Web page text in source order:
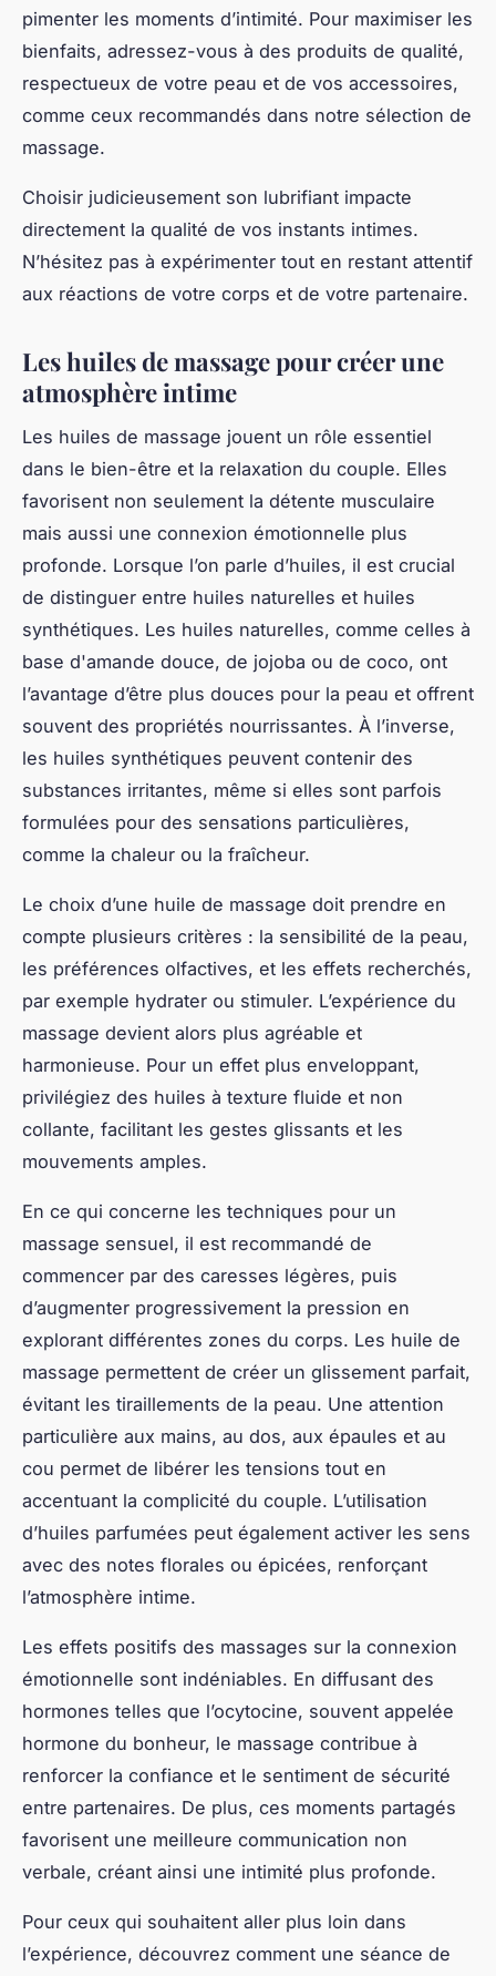
pimenter les moments d’intimité. Pour maximiser les
bienfaits, adressez-vous à des produits de qualité,
respectueux de votre peau et de vos accessoires,
comme ceux recommandés dans notre sélection de
massage.
Choisir judicieusement son lubrifiant impacte
directement la qualité de vos instants intimes.
N’hésitez pas à expérimenter tout en restant attentif
aux réactions de votre corps et de votre partenaire.
Les huiles de massage pour créer une
atmosphère intime
Les huiles de massage jouent un rôle essentiel
dans le bien-être et la relaxation du couple. Elles
favorisent non seulement la détente musculaire
mais aussi une connexion émotionnelle plus
profonde. Lorsque l’on parle d’huiles, il est crucial
de distinguer entre huiles naturelles et huiles
synthétiques. Les huiles naturelles, comme celles à
base d'amande douce, de jojoba ou de coco, ont
l’avantage d’être plus douces pour la peau et offrent
souvent des propriétés nourrissantes. À l’inverse,
les huiles synthétiques peuvent contenir des
substances irritantes, même si elles sont parfois
formulées pour des sensations particulières,
comme la chaleur ou la fraîcheur.
Le choix d’une huile de massage doit prendre en
compte plusieurs critères : la sensibilité de la peau,
les préférences olfactives, et les effets recherchés,
par exemple hydrater ou stimuler. L’expérience du
massage devient alors plus agréable et
harmonieuse. Pour un effet plus enveloppant,
privilégiez des huiles à texture fluide et non
collante, facilitant les gestes glissants et les
mouvements amples.
En ce qui concerne les techniques pour un
massage sensuel, il est recommandé de
commencer par des caresses légères, puis
d’augmenter progressivement la pression en
explorant différentes zones du corps. Les huile de
massage permettent de créer un glissement parfait,
évitant les tiraillements de la peau. Une attention
particulière aux mains, au dos, aux épaules et au
cou permet de libérer les tensions tout en
accentuant la complicité du couple. L’utilisation
d’huiles parfumées peut également activer les sens
avec des notes florales ou épicées, renforçant
l’atmosphère intime.
Les effets positifs des massages sur la connexion
émotionnelle sont indéniables. En diffusant des
hormones telles que l’ocytocine, souvent appelée
hormone du bonheur, le massage contribue à
renforcer la confiance et le sentiment de sécurité
entre partenaires. De plus, ces moments partagés
favorisent une meilleure communication non
verbale, créant ainsi une intimité plus profonde.
Pour ceux qui souhaitent aller plus loin dans
l’expérience, découvrez comment une séance de